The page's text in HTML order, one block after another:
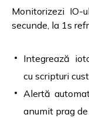
Monitorizezi
secunde, la 1s
Integrează
cu scripturi
Alertă
anumit prag de